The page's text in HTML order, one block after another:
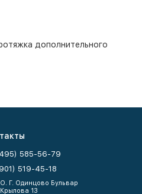
дополнительного
585-56-79
519-45-18
Г. Одинцово Бульвар
13